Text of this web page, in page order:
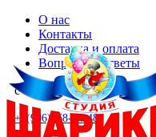
О нас
Контакты
Доставка и оплата
Вопросы и ответы
с 09-00 до 20-00
+7(906)468-44-48